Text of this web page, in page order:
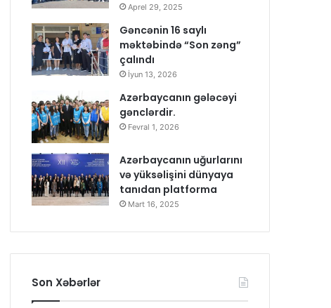
Aprel 29, 2025
Gəncənin 16 saylı
məktəbində “Son zəng”
çalındı
İyun 13, 2026
Azərbaycanın gələcəyi
gənclərdir.
Fevral 1, 2026
Azərbaycanın uğurlarını
və yüksəlişini dünyaya
tanıdan platforma
Mart 16, 2025
Son Xəbərlər